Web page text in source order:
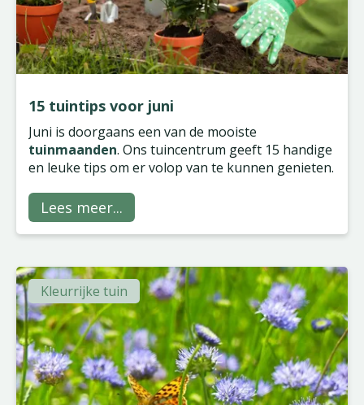
15 tuintips voor juni
Juni is doorgaans een van de mooiste
tuinmaanden. Ons tuincentrum geeft 15 handige
en leuke tips om er volop van te kunnen genieten.
Lees meer...
Kleurrijke tuin